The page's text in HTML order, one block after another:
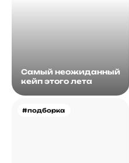
Самый неожиданный
кейп этого лета
#подборка